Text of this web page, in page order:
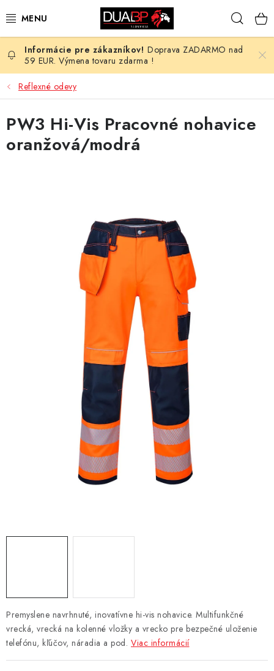
na
NOVÉ
PRACOVNÉ ODEVY
OBUV
HOTEL A SLUŽBY
Kontakt Chránená dielňa
Pre firmy
Doprava, platba a zľavy
Potlač lôg
Formulár na výmenu tovaru
Kto sme
Reklamačný poriadok
Akcie v predajniach
Formulár na vrátenie tovaru /odstúpenie od zmluvy
Obchodné podmienky
Zásady ochrany osobných údajov
Pravidlá a nastavenia cookies
Moja objednávka
Doprava ZADARMO nad
59 EUR. Výmena tovaru zdarma !
Reflexné odevy
Premyslene navrhnuté, inovatívne hi-vis nohavice. Multifunkčné
vrecká, vrecká na kolenné vložky a vrecko pre bezpečné uloženie
telefónu, kľúčov, náradia a pod. Viac informácií
PW3 Hi-Vis Pracovné nohavice
oranžová/modrá